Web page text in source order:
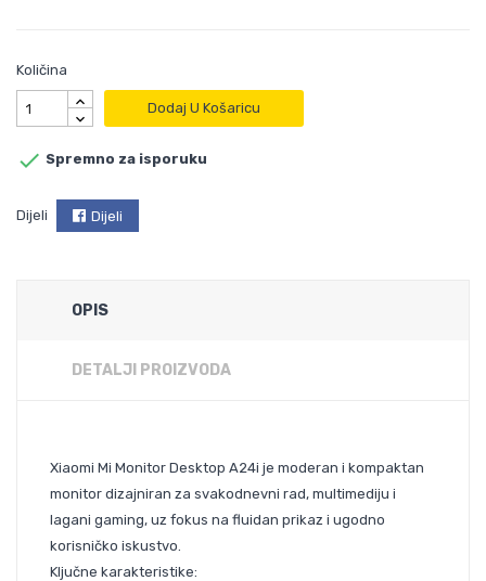
Količina
Dodaj U Košaricu
 Spremno za isporuku
Dijeli Dijeli
OPIS
DETALJI PROIZVODA
Xiaomi Mi Monitor Desktop A24i je moderan i kompaktan
monitor dizajniran za svakodnevni rad, multimediju i
lagani gaming, uz fokus na fluidan prikaz i ugodno
korisničko iskustvo.
Ključne karakteristike: